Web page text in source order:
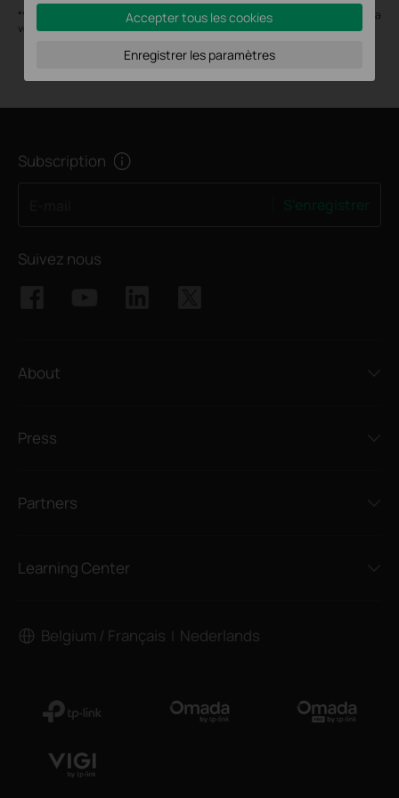
**Le changement de mode d'antenne via un contrôleur Omada nécessite la
version 6.1 ou supérieure.
Subscription
Suivez nous
About
Press
Partners
Learning Center
Belgium / Français Nederlands
Accepter tous les cookies
Enregistrer les paramètres